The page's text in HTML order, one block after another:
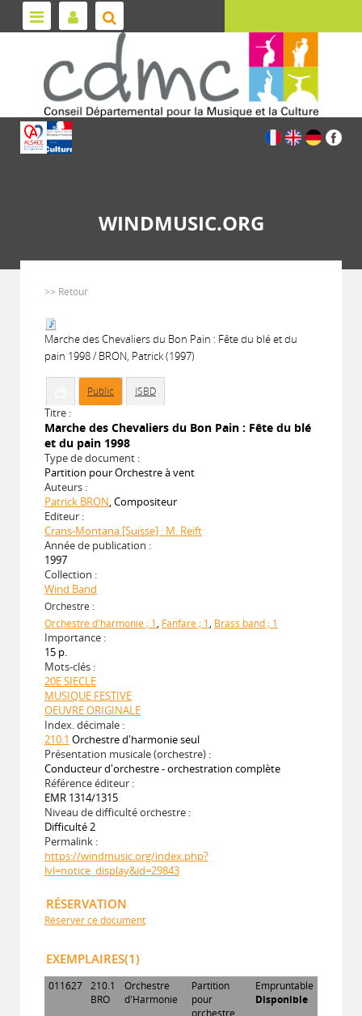
WINDMUSIC.ORG
>> Retour
Marche des Chevaliers du Bon Pain : Fête du blé et du
pain 1998 / BRON, Patrick (1997)
Public ISBD
Titre :
Marche des Chevaliers du Bon Pain : Fête du blé
et du pain 1998
Type de document :
Partition pour Orchestre à vent
Auteurs :
Patrick BRON, Compositeur
Editeur :
Crans-Montana [Suisse] : M. Reift
Année de publication :
1997
Collection :
Wind Band
Orchestre :
Orchestre d'harmonie ; 1, Fanfare ; 1, Brass band ; 1
Importance :
15 p.
Mots-clés :
20E SIECLE
MUSIQUE FESTIVE
OEUVRE ORIGINALE
Index. décimale :
210.1 Orchestre d'harmonie seul
Présentation musicale (orchestre) :
Conducteur d'orchestre - orchestration complète
Référence éditeur :
EMR 1314/1315
Niveau de difficulté orchestre :
Difficulté 2
Permalink :
https://windmusic.org/index.php?
lvl=notice_display&id=29843
RÉSERVATION
Réserver ce document
EXEMPLAIRES(1)
011627 210.1
BRO
Orchestre
d'Harmonie
Partition
pour
orchestre
Empruntable
Disponible